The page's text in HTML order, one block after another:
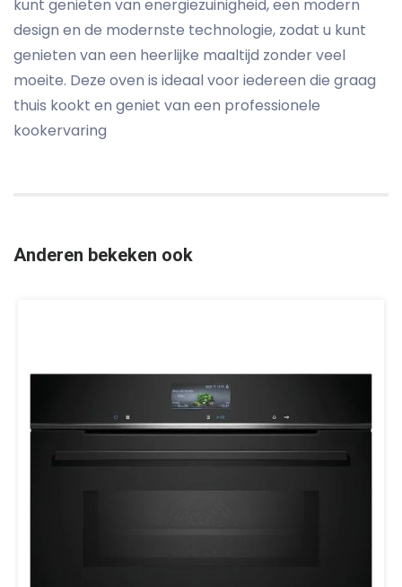
kunt genieten van energiezuinigheid, een modern
design en de modernste technologie, zodat u kunt
genieten van een heerlijke maaltijd zonder veel
moeite. Deze oven is ideaal voor iedereen die graag
thuis kookt en geniet van een professionele
kookervaring
Anderen bekeken ook